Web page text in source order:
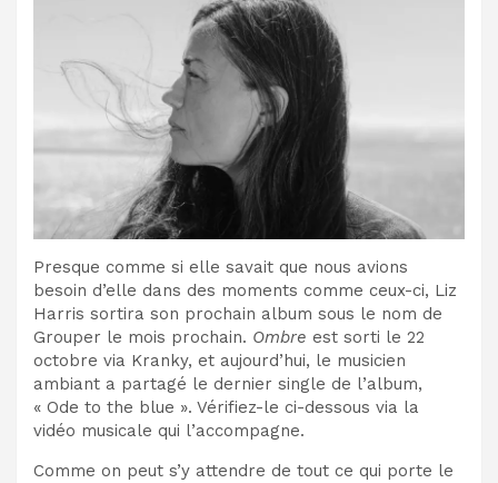
Presque comme si elle savait que nous avions
besoin d’elle dans des moments comme ceux-ci, Liz
Harris sortira son prochain album sous le nom de
Grouper le mois prochain. Ombre est sorti le 22
octobre via Kranky, et aujourd’hui, le musicien
ambiant a partagé le dernier single de l’album,
« Ode to the blue ». Vérifiez-le ci-dessous via la
vidéo musicale qui l’accompagne.
Comme on peut s’y attendre de tout ce qui porte le